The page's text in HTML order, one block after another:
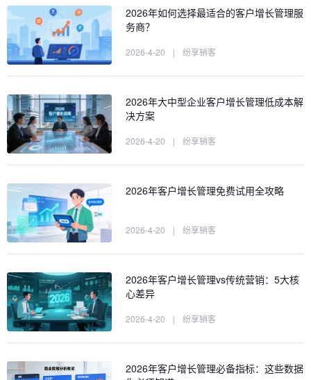
2026年如何选择最适合的客户增长管理服
务商？
2026-4-20 | 纷享销客
2026年大中型企业客户增长管理低成本解
决方案
2026-4-20 | 纷享销客
2026年客户增长管理免费试用全攻略
2026-4-20 | 纷享销客
2026年客户增长管理vs传统营销：5大核
心差异
2026-4-20 | 纷享销客
2026年客户增长管理必备指标：这些数据